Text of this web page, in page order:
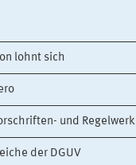
lohnt sich
und Regelwerk
der DGUV